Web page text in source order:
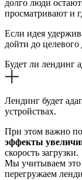
долго люди
просматривают и
Если идея
дойти до
Будет ли лендинг
Лендинг будет
устройствах.
При этом важно
эффекты
скорость загрузки.
Мы учитываем это
перегружаем